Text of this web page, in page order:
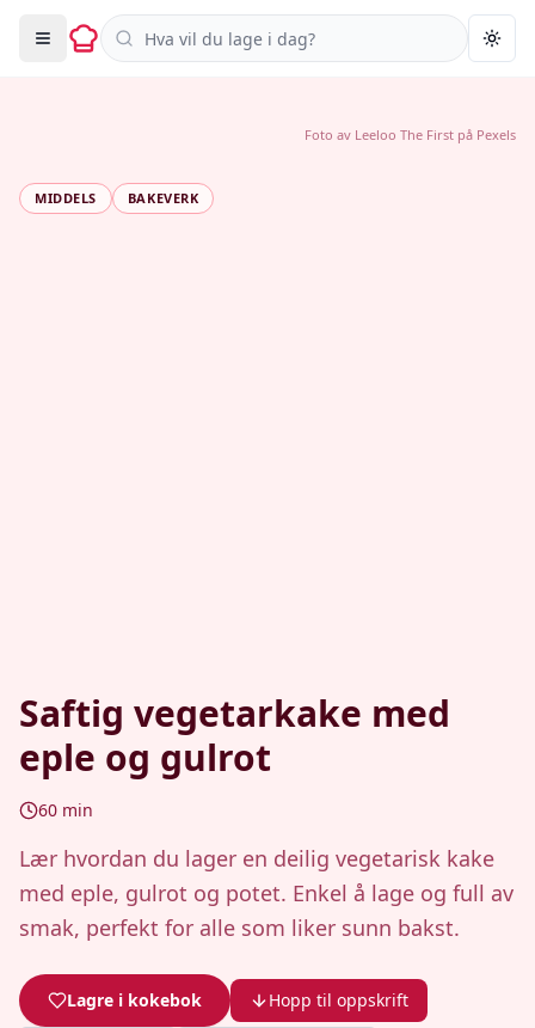
Søk i oppskrifter
MIDDELS BAKEVERK
Saftig vegetarkake med
eple og gulrot
60 min
Lær hvordan du lager en deilig vegetarisk kake
med eple, gulrot og potet. Enkel å lage og full av
smak, perfekt for alle som liker sunn bakst.
Lagre i kokebok Hopp til oppskrift
Foto av Leeloo The First på Pexels